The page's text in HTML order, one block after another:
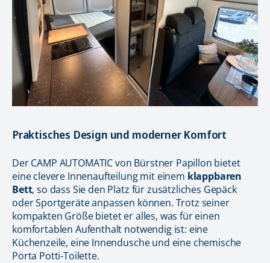
Praktisches Design und moderner Komfort
Der CAMP AUTOMATIC von Bürstner Papillon bietet
eine clevere Innenaufteilung mit einem klappbaren
Bett, so dass Sie den Platz für zusätzliches Gepäck
oder Sportgeräte anpassen können. Trotz seiner
kompakten Größe bietet er alles, was für einen
komfortablen Aufenthalt notwendig ist: eine
Küchenzeile, eine Innendusche und eine chemische
Porta Potti-Toilette.